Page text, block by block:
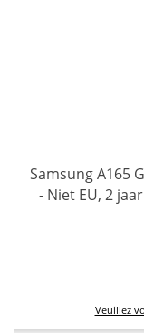
Samsung A165
- Niet EU, 2
Veuillez